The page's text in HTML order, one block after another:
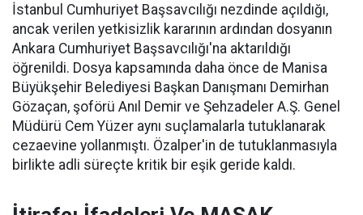
İstanbul Cumhuriyet Başsavcılığı nezdinde açıldığı,
ancak verilen yetkisizlik kararının ardından dosyanın
Ankara Cumhuriyet Başsavcılığı'na aktarıldığı
öğrenildi. Dosya kapsamında daha önce de Manisa
Büyükşehir Belediyesi Başkan Danışmanı Demirhan
Gözaçan, şoförü Anıl Demir ve Şehzadeler A.Ş. Genel
Müdürü Cem Yüzer aynı suçlamalarla tutuklanarak
cezaevine yollanmıştı. Özalper'in de tutuklanmasıyla
birlikte adli süreçte kritik bir eşik geride kaldı.